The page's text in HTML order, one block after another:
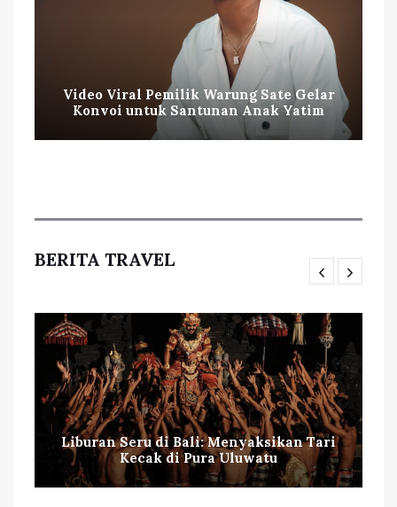
Video Viral Pemilik Warung Sate Gelar
Konvoi untuk Santunan Anak Yatim
BERITA TRAVEL
Liburan Seru di Bali: Menyaksikan Tari
Kecak di Pura Uluwatu